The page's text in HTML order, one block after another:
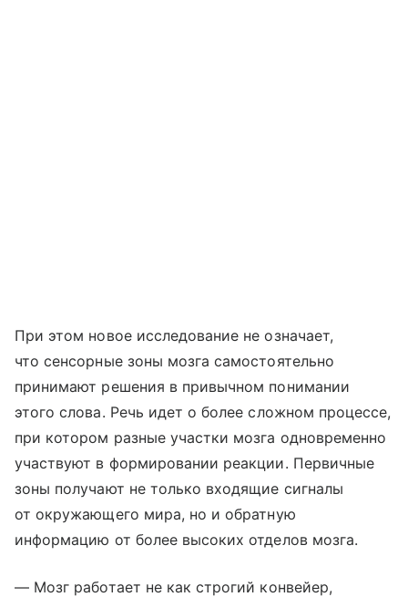
При этом новое исследование не означает,
что сенсорные зоны мозга самостоятельно
принимают решения в привычном понимании
этого слова. Речь идет о более сложном процессе,
при котором разные участки мозга одновременно
участвуют в формировании реакции. Первичные
зоны получают не только входящие сигналы
от окружающего мира, но и обратную
информацию от более высоких отделов мозга.
— Мозг работает не как строгий конвейер,